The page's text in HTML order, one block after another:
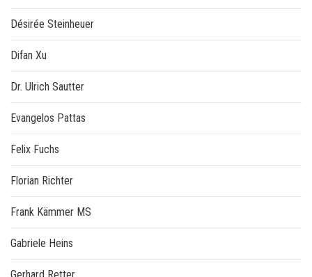
Désirée Steinheuer
Difan Xu
Dr. Ulrich Sautter
Evangelos Pattas
Felix Fuchs
Florian Richter
Frank Kämmer MS
Gabriele Heins